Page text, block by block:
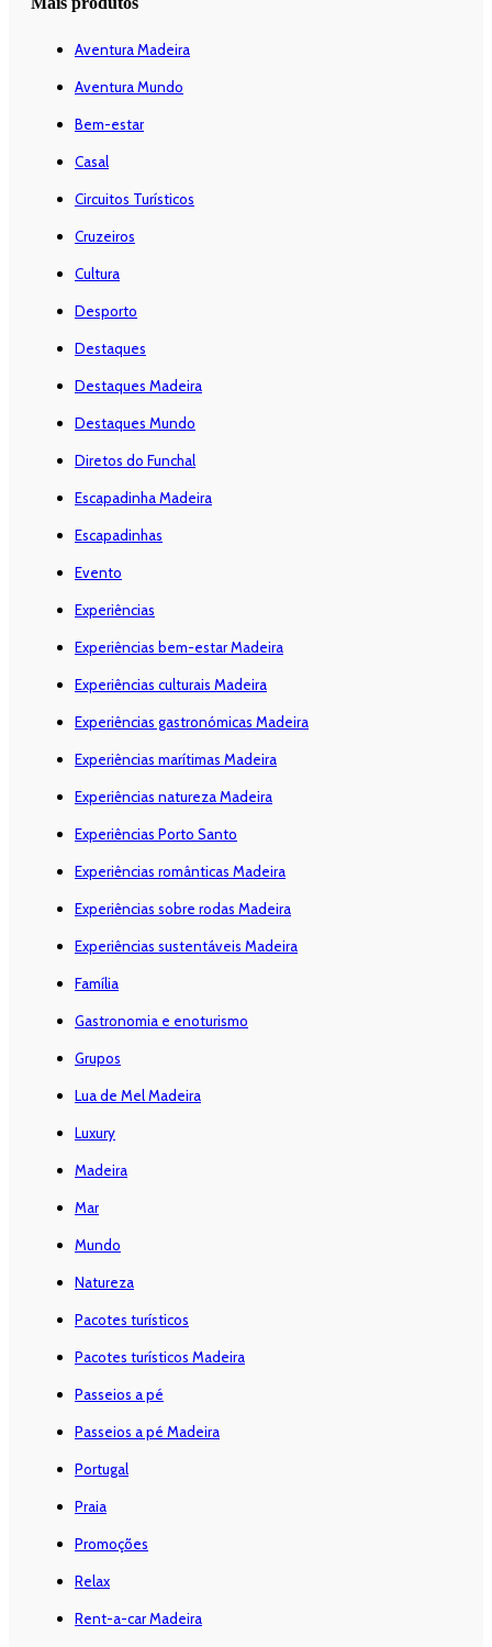
Aventura Madeira
Aventura Mundo
Bem-estar
Casal
Circuitos Turísticos
Cruzeiros
Cultura
Desporto
Destaques
Destaques Madeira
Destaques Mundo
Diretos do Funchal
Escapadinha Madeira
Escapadinhas
Evento
Experiências
Experiências bem-estar Madeira
Experiências culturais Madeira
Experiências gastronómicas Madeira
Experiências marítimas Madeira
Experiências natureza Madeira
Experiências Porto Santo
Experiências românticas Madeira
Experiências sobre rodas Madeira
Experiências sustentáveis Madeira
Família
Gastronomia e enoturismo
Grupos
Lua de Mel Madeira
Luxury
Madeira
Mar
Mundo
Natureza
Pacotes turísticos
Pacotes turísticos Madeira
Passeios a pé
Passeios a pé Madeira
Portugal
Praia
Promoções
Relax
Rent-a-car Madeira